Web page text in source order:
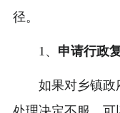
径。
1、 申请行政
如果对乡镇政